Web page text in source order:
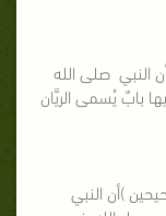
صلى الله
بابٌ يُسمى الريَّان
)أن النبي